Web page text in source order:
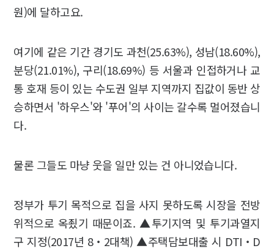
원)에 달하고요.
여기에 같은 기간 경기도 과천(25.63%), 성남(18.60%),
분당(21.01%), 구리(18.69%) 등 서울과 인접하거나 교
통 호재 등이 있는 수도권 일부 지역까지 집값이 동반 상
승하면서 '하우스'와 '푸어'의 사이는 갈수록 멀어졌습니
다.
물론 그들도 마냥 웃을 일만 있는 건 아니었습니다.
정부가 투기 목적으로 집을 사지 못하도록 시장을 전방
위적으로 옥죘기 때문이죠. ▲투기지역 및 투기과열지
구 지정(2017년 8‧2대책) ▲주택담보대출 시 DTI‧D